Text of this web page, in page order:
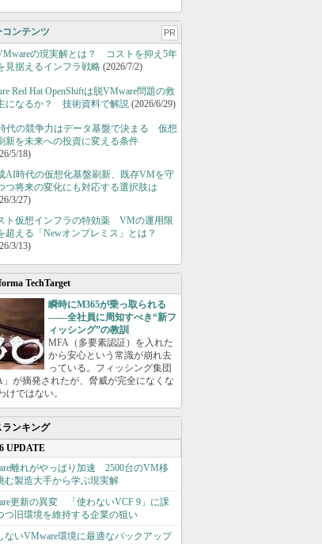
ンテンツ PR
の現実解とは？ コストを抑え5年
見据えるインフラ戦略 (2026/7/2)
Red Hat OpenShiftは脱VMware問題の救
になるか？ 技術資料で解説 (2026/6/29)
代の競争力はデータ基盤で決まる 仮想
新を未来への投資に変える条件
5/18)
AI時代の仮想化基盤刷新、既存VMを守
つ将来の変化にも対応する選択肢は
3/27)
ト仮想インフラの特効薬 VMの運用限
超える「Newオンプレミス」とは？
3/13)
TechTarget
瞬時にM365が乗っ取られる
――全社員に周知すべき“新フ
ィッシング”の教訓
MFA（多要素認証）を入れた
から安心という常識が崩れ去
っている。フィッシング集団
」が摘発されたが、脅威が完全になくな
けではない。
ランキング
UPDATE
離れがやっぱり加速 2500台のVM移
む製造大手から学ぶ現実解
更新の異変 「使わないVCF 9」に課
つ旧環境を維持する企業の狙い
ないVMware環境に最適なバックアップ